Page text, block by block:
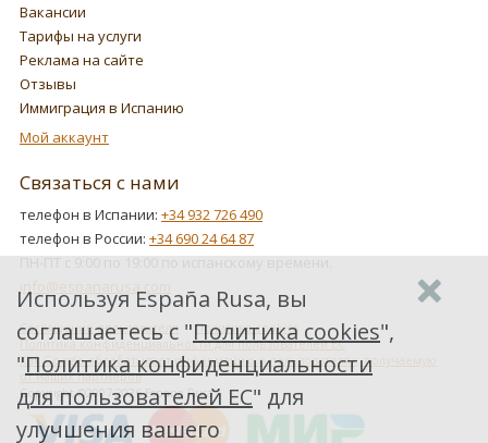
Вакансии
Тарифы на услуги
Реклама на сайте
Отзывы
Иммиграция в Испанию
Мой аккаунт
Связаться с нами
телефон в Испании: +34 932 726 490
телефон в России: +34 690 24 64 87
ПН-ПТ с 9:00 по 19:00 по испанскому времени.
info@espanarusa.com
Соглашение пользователя
Политика cookies
Политика конфиденциальности для пользователей ЕС
Как Google обрабатывает информацию о пользователях, получаемую
от наших партнеров
Copyright ©2007-2026 Espana Rusa
Используя España Rusa, вы
соглашаетесь с "Политика cookies",
"Политика конфиденциальности
для пользователей ЕС" для
улучшения вашего